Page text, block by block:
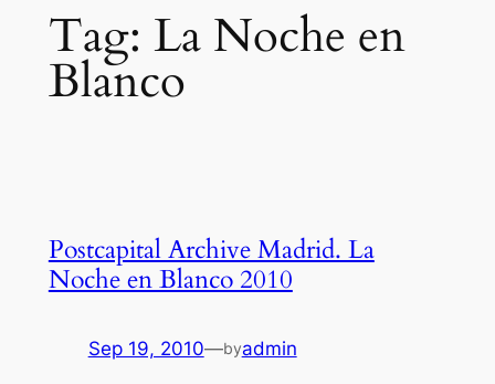
Tag: La Noche en
Blanco
Postcapital Archive Madrid. La
Noche en Blanco 2010
Sep 19, 2010—byadmin